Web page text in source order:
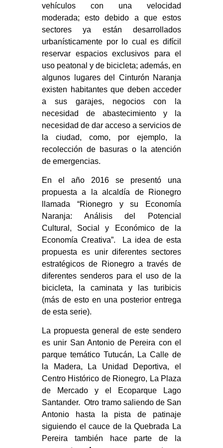
vehículos con una velocidad
moderada; esto debido a que estos
sectores ya están desarrollados
urbanísticamente por lo cual es difícil
reservar espacios exclusivos para el
uso peatonal y de bicicleta; además, en
algunos lugares del Cinturón Naranja
existen habitantes que deben acceder
a sus garajes, negocios con la
necesidad de abastecimiento y la
necesidad de dar acceso a servicios de
la ciudad, como, por ejemplo, la
recolección de basuras o la atención
de emergencias.
En el año 2016 se presentó una
propuesta a la alcaldía de Rionegro
llamada “Rionegro y su Economía
Naranja: Análisis del Potencial
Cultural, Social y Económico de la
Economía Creativa”. La idea de esta
propuesta es unir diferentes sectores
estratégicos de Rionegro a través de
diferentes senderos para el uso de la
bicicleta, la caminata y las turibicis
(más de esto en una posterior entrega
de esta serie).
La propuesta general de este sendero
es unir San Antonio de Pereira con el
parque temático Tutucán, La Calle de
la Madera, La Unidad Deportiva, el
Centro Histórico de Rionegro, La Plaza
de Mercado y el Ecoparque Lago
Santander. Otro tramo saliendo de San
Antonio hasta la pista de patinaje
siguiendo el cauce de la Quebrada La
Pereira también hace parte de la